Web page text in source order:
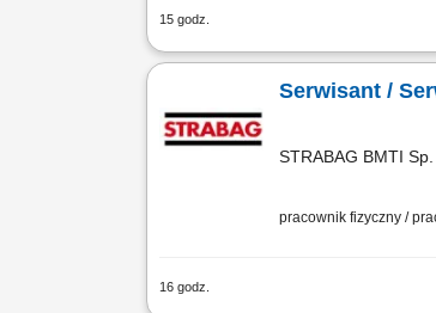
15 godz.
Opis stanowiska
Serwisant /
STRABAG BMTI Sp.
pracownik fizyczny /
16 godz.